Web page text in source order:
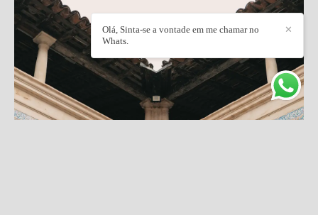
✕
Olá, Sinta-se a vontade em me chamar no
Whats.